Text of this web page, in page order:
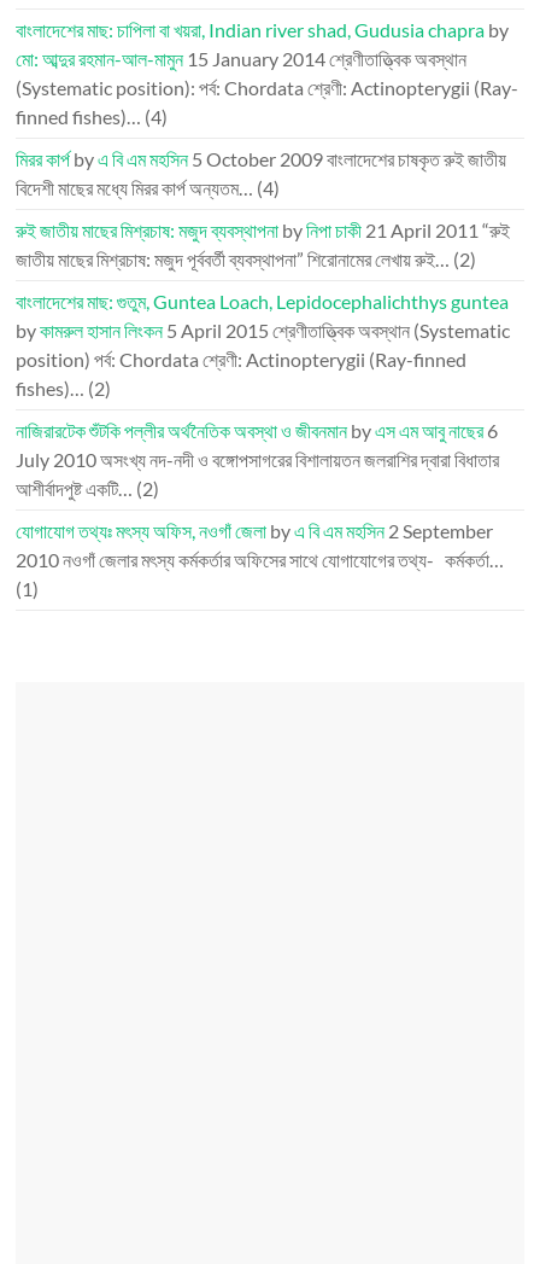
বাংলাদেশের মাছ: চাপিলা বা খয়রা, Indian river shad, Gudusia chapra by
মো: আব্দুর রহমান-আল-মামুন 15 January 2014শ্রেণীতাত্ত্বিক অবস্থান
(Systematic position): পর্ব: Chordata শ্রেণী: Actinopterygii (Ray-
finned fishes)… (4)
মিরর কার্পbyএ বি এম মহসিন5 October 2009বাংলাদেশের চাষকৃত রুই জাতীয়
বিদেশী মাছের মধ্যে মিরর কার্প অন্যতম… (4)
রুই জাতীয় মাছের মিশ্রচাষ: মজুদ ব্যবস্থাপনা byনিপা চাকী 21 April 2011 “রুই
জাতীয় মাছের মিশ্রচাষ: মজুদ পূর্ববর্তী ব্যবস্থাপনা” শিরোনামের লেখায় রুই… (2)
বাংলাদেশের মাছ: গুতুম, Guntea Loach, Lepidocephalichthys guntea
byকামরুল হাসান লিংকন5 April 2015 শ্রেণীতাত্ত্বিক অবস্থান (Systematic
position) পর্ব: Chordata শ্রেণী: Actinopterygii (Ray-finned
fishes)… (2)
নাজিরারটেক শুঁটকি পল্লীর অর্থনৈতিক অবস্থা ও জীবনমানbyএস এম আবু নাছের6
July 2010অসংখ্য নদ-নদী ও বঙ্গোপসাগরের বিশালায়তন জলরাশির দ্বারা বিধাতার
আশীর্বাদপুষ্ট একটি… (2)
যোগাযোগ তথ্যঃ মৎস্য অফিস, নওগাঁ জেলা byএ বি এম মহসিন2 September
2010নওগাঁ জেলার মৎস্য কর্মকর্তার অফিসের সাথে যোগাযোগের তথ্য- কর্মকর্তা…
(1)